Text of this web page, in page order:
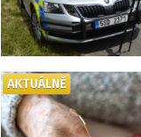
AKTUÁLNĚ